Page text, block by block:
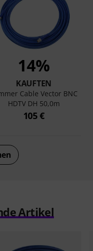
14%
KAUFTEN
Cable Vector BNC
HDTV DH 50,0m
105 €
Artikel